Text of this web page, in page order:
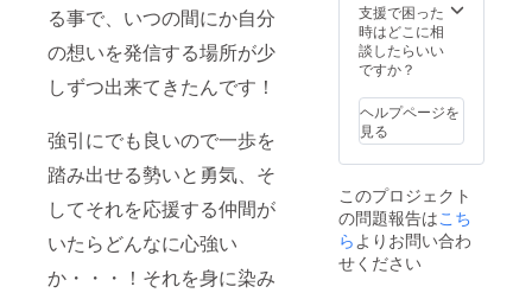
る事で、いつの間にか自分
の想いを発信する場所が少
しずつ出来てきたんです！
強引にでも良いので一歩を
踏み出せる勢いと勇気、そ
してそれを応援する仲間が
いたらどんなに心強い
か・・・！それを身に染み
支援で困った
時はどこに相
談したらいい
ですか？
ヘルプページを
見る
このプロジェクト
の問題報告はこち
らよりお問い合わ
せください